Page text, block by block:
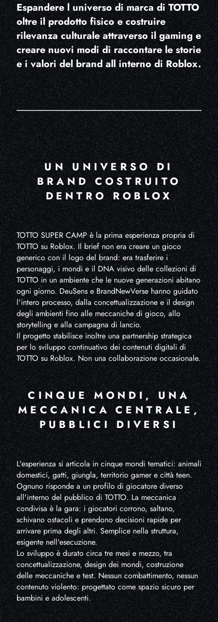
Espandere l universo di marca di TOTTO
oltre il prodotto fisico e costruire
rilevanza culturale attraverso il gaming e
creare nuovi modi di raccontare le storie
e i valori del brand all interno di Roblox.
UN UNIVERSO DI
BRAND COSTRUITO
DENTRO ROBLOX
TOTTO SUPER CAMP è la prima esperienza propria di
TOTTO su Roblox. Il brief non era creare un gioco
generico con il logo del brand: era trasferire i
personaggi, i mondi e il DNA visivo delle collezioni di
TOTTO in un ambiente che le nuove generazioni abitano
ogni giorno. DeuSens e BrandNewVerse hanno guidato
l'intero processo, dalla concettualizzazione e il design
degli ambienti fino alle meccaniche di gioco, allo
storytelling e alla campagna di lancio.
Il progetto stabilisce inoltre una partnership strategica
per lo sviluppo continuativo dei contenuti digitali di
TOTTO su Roblox. Non una collaborazione occasionale.
CINQUE MONDI, UNA
MECCANICA CENTRALE,
PUBBLICI DIVERSI
L'esperienza si articola in cinque mondi tematici: animali
domestici, gatti, giungla, territorio gamer e città teen.
Ognuno risponde a un profilo di giocatore diverso
all'interno del pubblico di TOTTO. La meccanica
condivisa è la gara: i giocatori corrono, saltano,
schivano ostacoli e prendono decisioni rapide per
arrivare prima degli altri. Semplice nella struttura,
esigente nell'esecuzione.
Lo sviluppo è durato circa tre mesi e mezzo, tra
concettualizzazione, design dei mondi, costruzione
delle meccaniche e test. Nessun combattimento, nessun
contenuto violento: progettato come spazio sicuro per
bambini e adolescenti.